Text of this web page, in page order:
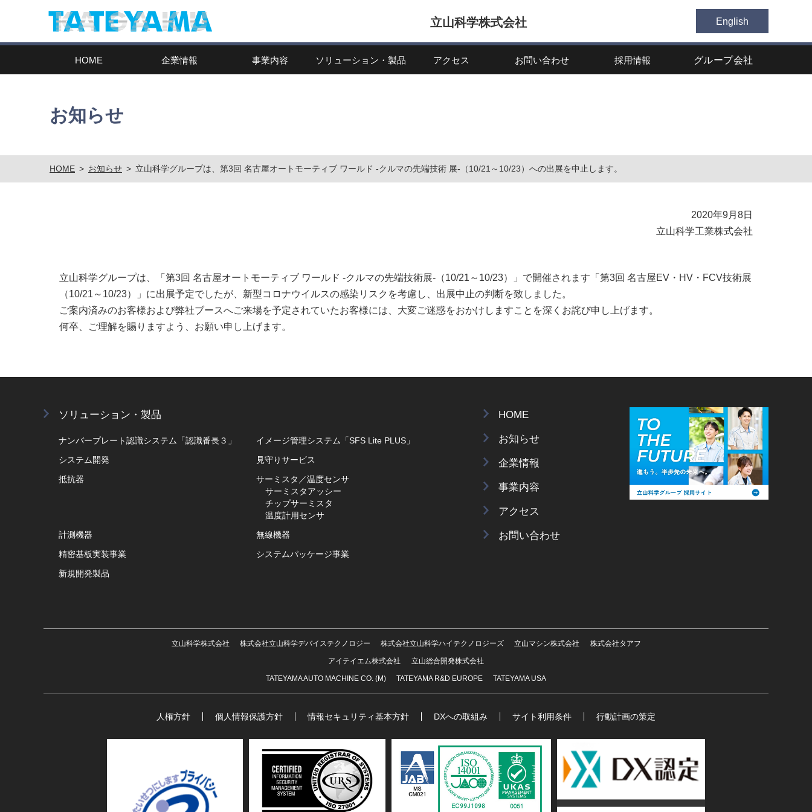
立山科学株式会社 English
HOME 企業情報 事業内容 ソリューション・製品 アクセス お問い合わせ 採用情報 グループ会社
お知らせ
HOME > お知らせ > 立山科学グループは、第3回 名古屋オートモーティブ ワールド -クルマの先端技術 展-（10/21～10/23）への出展を中止します。
2020年9月8日
立山科学工業株式会社
立山科学グループは、「第3回 名古屋オートモーティブ ワールド -クルマの先端技術展-（10/21～10/23）」で開催されます「第3回 名古屋EV・HV・FCV技術展
（10/21～10/23）」に出展予定でしたが、新型コロナウイルスの感染リスクを考慮し、出展中止の判断を致しました。
ご案内済みのお客様および弊社ブースへご来場を予定されていたお客様には、大変ご迷惑をおかけしますことを深くお詫び申し上げます。
何卒、ご理解を賜りますよう、お願い申し上げます。
ソリューション・製品
ナンバープレート認識システム「認識番長３」 イメージ管理システム「SFS Lite PLUS」
システム開発 見守りサービス
抵抗器
サーミスタ／温度センサ
サーミスタアッシー
チップサーミスタ
温度計用センサ
計測機器 無線機器
精密基板実装事業 システムパッケージ事業
新規開発製品
HOME
お知らせ
企業情報
事業内容
アクセス
お問い合わせ
立山科学株式会社 株式会社立山科学デバイステクノロジー 株式会社立山科学ハイテクノロジーズ 立山マシン株式会社 株式会社タアフ
アイテイエム株式会社 立山総合開発株式会社
TATEYAMA AUTO MACHINE CO. (M) TATEYAMA R&D EUROPE TATEYAMA USA
人権方針 個人情報保護方針 情報セキュリティ基本方針 DXへの取組み サイト利用条件 行動計画の策定